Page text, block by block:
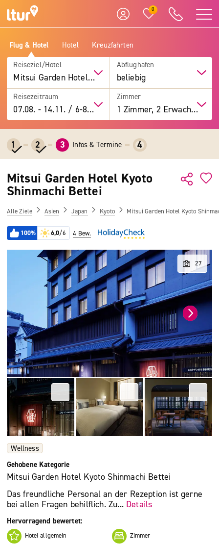
0
Flug & Hotel Hotel Kreuzfahrten
Reiseziel/Hotel
Mitsui Garden Hotel Kyoto Shinmachi Bettei
Abflughafen
beliebig
Reisezeitraum
07.08. -14.11. / 6-8 Tage
Zimmer
1 Zimmer, 2 Erwachsene
1 2 3 Infos & Termine 4
Mitsui Garden Hotel Kyoto
Shinmachi Bettei
Alle Ziele Asien Japan Kyoto Mitsui Garden Hotel Kyoto
100% 6,0/6 4 Bew.
Wellness
Gehobene Kategorie
Mitsui Garden Hotel Kyoto Shinmachi Bettei
Das freundliche Personal an der Rezeption ist gerne
bei allen Fragen behilflich. Zu... Details
Hervorragend bewertet:
Hotel allgemein Zimmer